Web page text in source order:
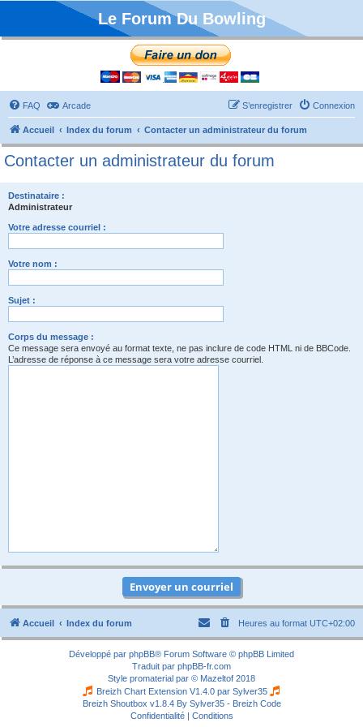
Le Forum Du Bowling
FAQ Arcade Connexion
S’enregistrer
Accueil Index du forum Contacter un administrateur du forum
Contacter un administrateur du forum
Destinataire :
Administrateur
Votre adresse courriel :
Votre nom :
Sujet :
Corps du message :
Ce message sera envoyé au format texte, ne pas inclure de code HTML ni de BBCode.
L’adresse de réponse à ce message sera votre adresse courriel.
Accueil Index du forum Heures au format UTC+02:00
Développé par phpBB® Forum Software © phpBB Limited
Traduit par phpBB-fr.com
Style promaterial par © Mazeltof 2018
Breizh Chart Extension V1.4.0 par Sylver35
Breizh Shoutbox v1.8.4 By Sylver35 - Breizh Code
Confidentialité| Conditions